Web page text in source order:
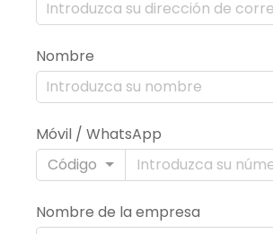
Nombre
Móvil / WhatsApp
Código
Nombre de la empresa